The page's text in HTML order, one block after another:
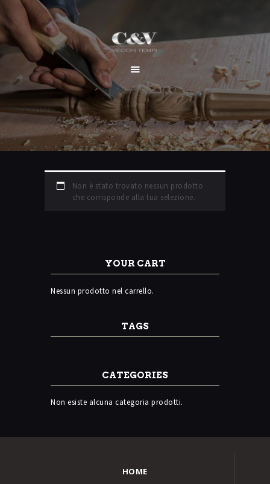
HOME
CHI SIAMO
SERVIZI
I NOSTRI LAVORI
CONTATTI
Non è stato trovato nessun prodotto
che corrisponde alla tua selezione.
YOUR CART
Nessun prodotto nel carrello.
TAGS
CATEGORIES
Non esiste alcuna categoria prodotti.
HOME